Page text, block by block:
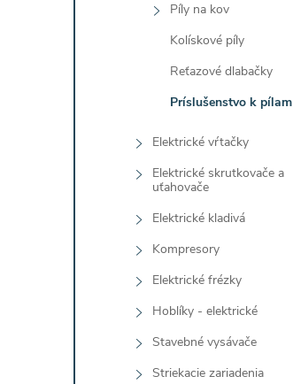
Píly na kov
Kolískové píly
Reťazové dlabačky
Príslušenstvo k pílam
Elektrické vŕtačky
Elektrické skrutkovače a
uťahovače
Elektrické kladivá
Kompresory
Elektrické frézky
Hoblíky - elektrické
Stavebné vysávače
Striekacie zariadenia